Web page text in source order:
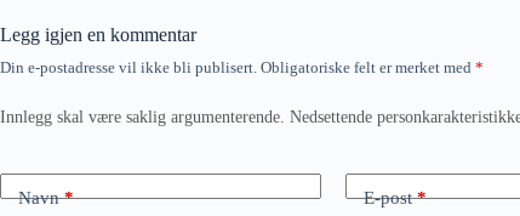
Legg igjen en kommentar
Din e-postadresse vil ikke bli publisert. Obligatoriske felt er merket med *
Innlegg skal være saklig argumenterende. Nedsettende
Navn* E-post*